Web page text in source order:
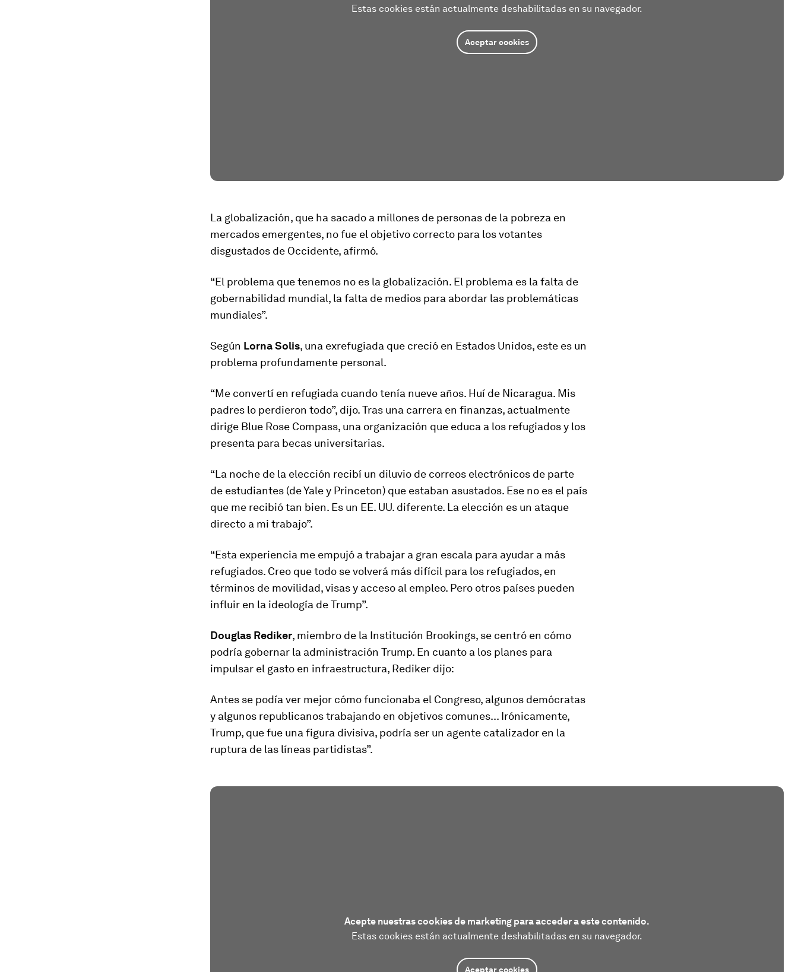
Estas cookies están actualmente deshabilitadas en su navegador.
Aceptar cookies
La globalización, que ha sacado a millones de personas de la pobreza en
mercados emergentes, no fue el objetivo correcto para los votantes
disgustados de Occidente, afirmó.
“El problema que tenemos no es la globalización. El problema es la falta de
gobernabilidad mundial, la falta de medios para abordar las problemáticas
mundiales”.
Según Lorna Solis, una exrefugiada que creció en Estados Unidos, este es un
problema profundamente personal.
“Me convertí en refugiada cuando tenía nueve años. Huí de Nicaragua. Mis
padres lo perdieron todo”, dijo. Tras una carrera en finanzas, actualmente
dirige Blue Rose Compass, una organización que educa a los refugiados y los
presenta para becas universitarias.
“La noche de la elección recibí un diluvio de correos electrónicos de parte
de estudiantes (de Yale y Princeton) que estaban asustados. Ese no es el país
que me recibió tan bien. Es un EE. UU. diferente. La elección es un ataque
directo a mi trabajo”.
“Esta experiencia me empujó a trabajar a gran escala para ayudar a más
refugiados. Creo que todo se volverá más difícil para los refugiados, en
términos de movilidad, visas y acceso al empleo. Pero otros países pueden
influir en la ideología de Trump”.
Douglas Rediker, miembro de la Institución Brookings, se centró en cómo
podría gobernar la administración Trump. En cuanto a los planes para
impulsar el gasto en infraestructura, Rediker dijo:
Antes se podía ver mejor cómo funcionaba el Congreso, algunos demócratas
y algunos republicanos trabajando en objetivos comunes... Irónicamente,
Trump, que fue una figura divisiva, podría ser un agente catalizador en la
ruptura de las líneas partidistas”.
Acepte nuestras cookies de marketing para acceder a este contenido.
Estas cookies están actualmente deshabilitadas en su navegador.
Aceptar cookies